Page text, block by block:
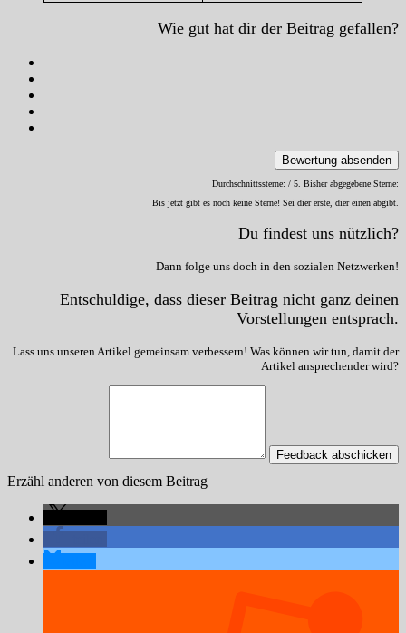
Wie gut hat dir der Beitrag gefallen?
Bewertung absenden
Durchschnittssterne: / 5. Bisher abgegebene Sterne:
Bis jetzt gibt es noch keine Sterne! Sei dier erste, dier einen abgibt.
Du findest uns nützlich?
Dann folge uns doch in den sozialen Netzwerken!
Entschuldige, dass dieser Beitrag nicht ganz deinen
Vorstellungen entsprach.
Lass uns unseren Artikel gemeinsam verbessern! Was können wir tun, damit der
Artikel ansprechender wird?
Feedback abschicken
Erzähl anderen von diesem Beitrag